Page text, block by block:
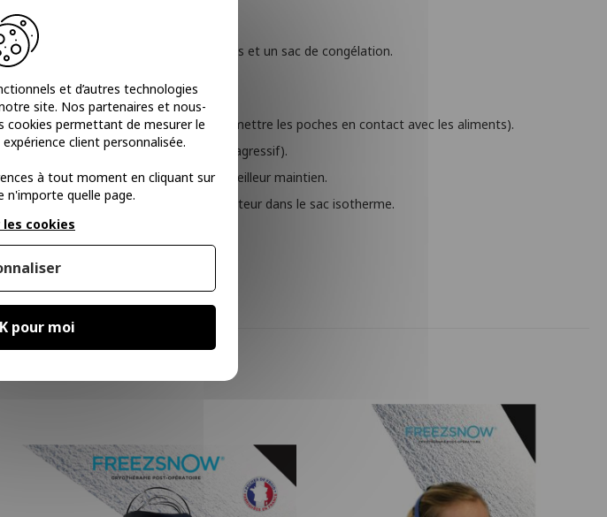
que de 10 housses protectrices jetables et un sac de congélation.
prévu à cet effet (afin de ne pas mettre les poches en contact avec les aliments).
brevetée de froid longue durée et non agressif).
culotte à l’aide des velcros pour un meilleur maintien.
La laver et la remettre au congélateur dans le sac isotherme.
sont jetables.
et d’autres technologies
site. Nos partenaires et nous-
cookies permettant de mesurer le
client personnalisée.
à tout moment en cliquant sur
n'importe quelle page.
pour moi
les cookies